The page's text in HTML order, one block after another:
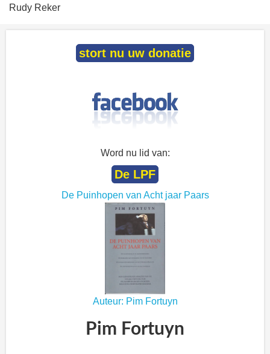
Rudy Reker
stort nu uw donatie
Word nu lid van:
De LPF
De Puinhopen van Acht jaar Paars
Auteur: Pim Fortuyn
Pim Fortuyn